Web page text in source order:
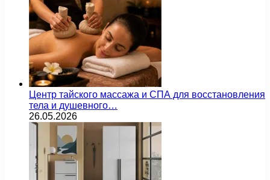
Центр тайского массажа и СПА для восстановления
тела и душевного…
26.05.2026